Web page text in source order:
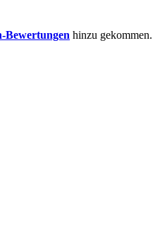
Bewertungen hinzu gekommen.